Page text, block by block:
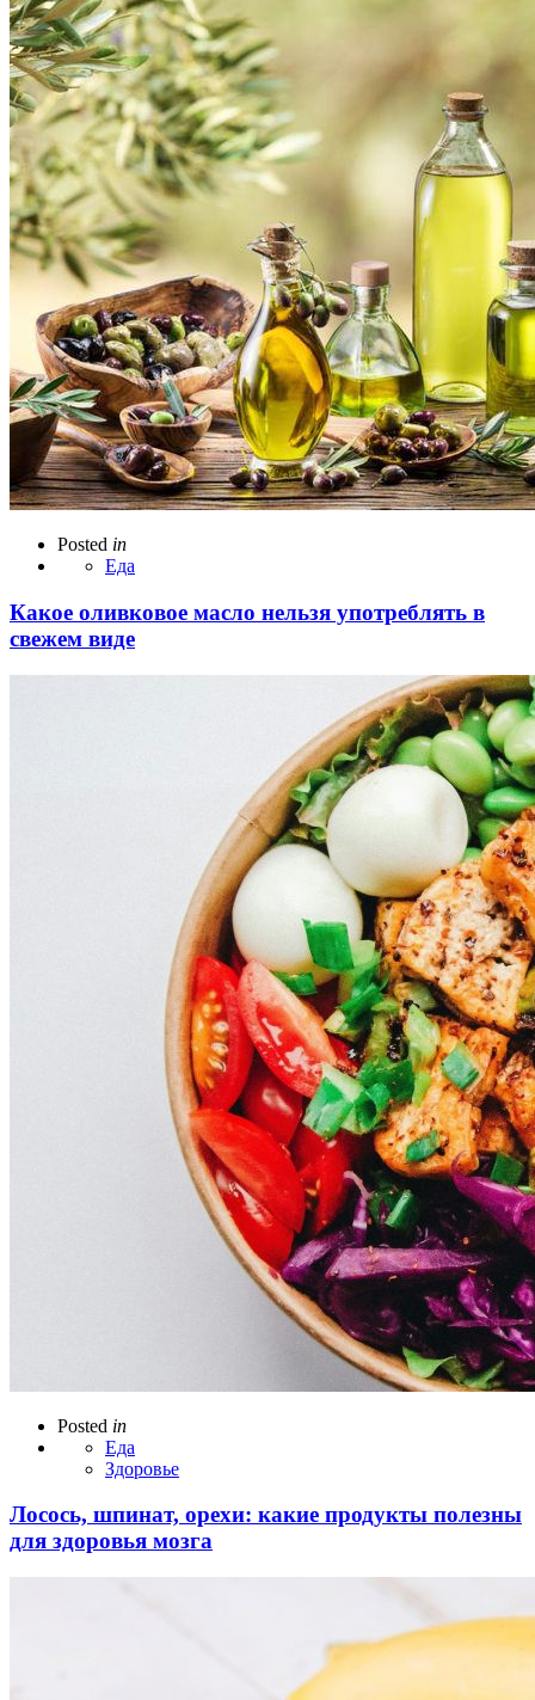
Posted in
Еда
Какое оливковое масло нельзя употреблять в
свежем виде
Posted in
Еда
Здоровье
Лосось, шпинат, орехи: какие продукты полезны
для здоровья мозга